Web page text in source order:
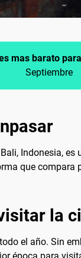
mas barato
Septiembre
Indonesia,
que compara
la
el año. Sin